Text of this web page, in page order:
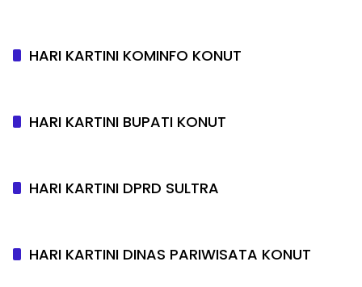
HARI KARTINI KOMINFO KONUT
HARI KARTINI BUPATI KONUT
HARI KARTINI DPRD SULTRA
HARI KARTINI DINAS PARIWISATA KONUT